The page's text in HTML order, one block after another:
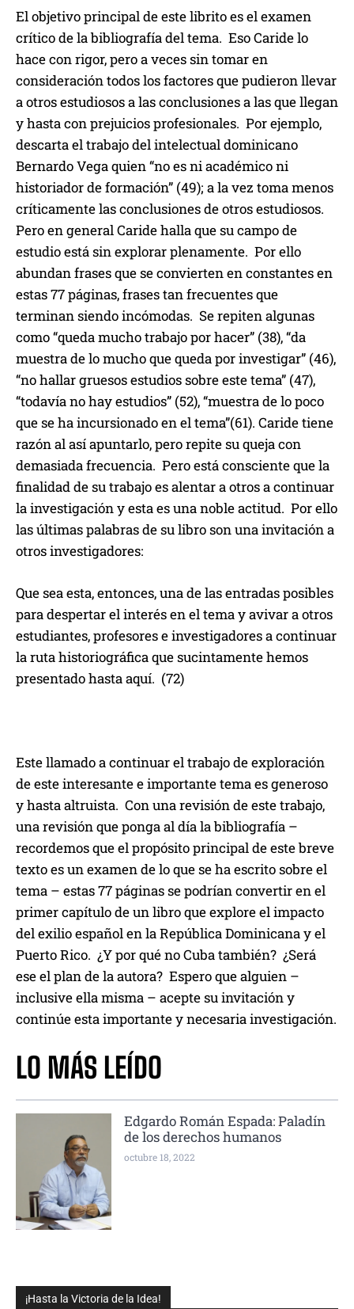
¡Hasta la Victoria de la Idea!
El objetivo principal de este librito es el examen
crítico de la bibliografía del tema. Eso Caride lo
hace con rigor, pero a veces sin tomar en
consideración todos los factores que pudieron llevar
a otros estudiosos a las conclusiones a las que llegan
y hasta con prejuicios profesionales. Por ejemplo,
descarta el trabajo del intelectual dominicano
Bernardo Vega quien “no es ni académico ni
historiador de formación” (49); a la vez toma menos
críticamente las conclusiones de otros estudiosos.
Pero en general Caride halla que su campo de
estudio está sin explorar plenamente. Por ello
abundan frases que se convierten en constantes en
estas 77 páginas, frases tan frecuentes que
terminan siendo incómodas. Se repiten algunas
como “queda mucho trabajo por hacer” (38), “da
muestra de lo mucho que queda por investigar” (46),
“no hallar gruesos estudios sobre este tema” (47),
“todavía no hay estudios” (52), “muestra de lo poco
que se ha incursionado en el tema”(61). Caride tiene
razón al así apuntarlo, pero repite su queja con
demasiada frecuencia. Pero está consciente que la
finalidad de su trabajo es alentar a otros a continuar
la investigación y esta es una noble actitud. Por ello
las últimas palabras de su libro son una invitación a
otros investigadores:
Que sea esta, entonces, una de las entradas posibles
para despertar el interés en el tema y avivar a otros
estudiantes, profesores e investigadores a continuar
la ruta historiográfica que sucintamente hemos
presentado hasta aquí. (72)
Este llamado a continuar el trabajo de exploración
de este interesante e importante tema es generoso
y hasta altruista. Con una revisión de este trabajo,
una revisión que ponga al día la bibliografía –
recordemos que el propósito principal de este breve
texto es un examen de lo que se ha escrito sobre el
tema – estas 77 páginas se podrían convertir en el
primer capítulo de un libro que explore el impacto
del exilio español en la República Dominicana y el
Puerto Rico. ¿Y por qué no Cuba también? ¿Será
ese el plan de la autora? Espero que alguien –
inclusive ella misma – acepte su invitación y
continúe esta importante y necesaria investigación.
LO MÁS LEÍDO
Edgardo Román Espada: Paladín
de los derechos humanos
octubre 18, 2022